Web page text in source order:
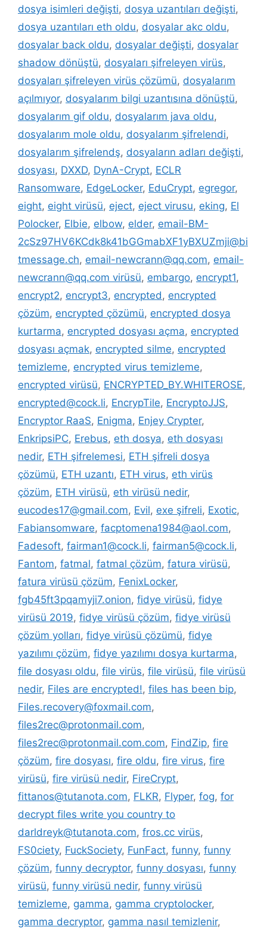
dosya isimleri değişti, dosya uzantıları değişti,
dosya uzantıları eth oldu, dosyalar akc oldu,
dosyalar back oldu, dosyalar değişti, dosyalar
shadow dönüştü, dosyaları şifreleyen virüs,
dosyaları şifreleyen virüs çözümü, dosyalarım
açılmıyor, dosyalarım bilgi uzantısına dönüştü,
dosyalarım gif oldu, dosyalarım java oldu,
dosyalarım mole oldu, dosyalarım şifrelendi,
dosyalarım şifrelendş, dosyaların adları değişti,
dosyası, DXXD, DynA-Crypt, ECLR
Ransomware, EdgeLocker, EduCrypt, egregor,
eight, eight virüsü, eject, eject virusu, eking, El
Polocker, Elbie, elbow, elder, email-BM-
2cSz97HV6KCdk8k41bGGmabXF1yBXUZmji@bi
tmessage.ch, email-newcrann@qq.com, email-
newcrann@qq.com virüsü, embargo, encrypt1,
encrypt2, encrypt3, encrypted, encrypted
çözüm, encrypted çözümü, encrypted dosya
kurtarma, encrypted dosyası açma, encrypted
dosyası açmak, encrypted silme, encrypted
temizleme, encrypted virus temizleme,
encrypted virüsü, ENCRYPTED_BY.WHITEROSE,
encrypted@cock.li, EncrypTile, EncryptoJJS,
Encryptor RaaS, Enigma, Enjey Crypter,
EnkripsiPC, Erebus, eth dosya, eth dosyası
nedir, ETH şifrelemesi, ETH şifreli dosya
çözümü, ETH uzantı, ETH virus, eth virüs
çözüm, ETH virüsü, eth virüsü nedir,
eucodes17@gmail.com, Evil, exe şifreli, Exotic,
Fabiansomware, facptomena1984@aol.com,
Fadesoft, fairman1@cock.li, fairman5@cock.li,
Fantom, fatmal, fatmal çözüm, fatura virüsü,
fatura virüsü çözüm, FenixLocker,
fgb45ft3pqamyji7.onion, fidye virüsü, fidye
virüsü 2019, fidye virüsü çözüm, fidye virüsü
çözüm yolları, fidye virüsü çözümü, fidye
yazılımı çözüm, fidye yazılımı dosya kurtarma,
file dosyası oldu, file virüs, file virüsü, file virüsü
nedir, Files are encrypted!, files has been bip,
Files.recovery@foxmail.com,
files2rec@protonmail.com,
files2rec@protonmail.com.com, FindZip, fire
çözüm, fire dosyası, fire oldu, fire virus, fire
virüsü, fire virüsü nedir, FireCrypt,
fittanos@tutanota.com, FLKR, Flyper, fog, for
decrypt files write you country to
darldreyk@tutanota.com, fros.cc virüs,
FS0ciety, FuckSociety, FunFact, funny, funny
çözüm, funny decryptor, funny dosyası, funny
virüsü, funny virüsü nedir, funny virüsü
temizleme, gamma, gamma cryptolocker,
gamma decryptor, gamma nasıl temizlenir,